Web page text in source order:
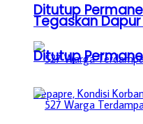
Ditutup
Tegaskan Dapur
Ditutup